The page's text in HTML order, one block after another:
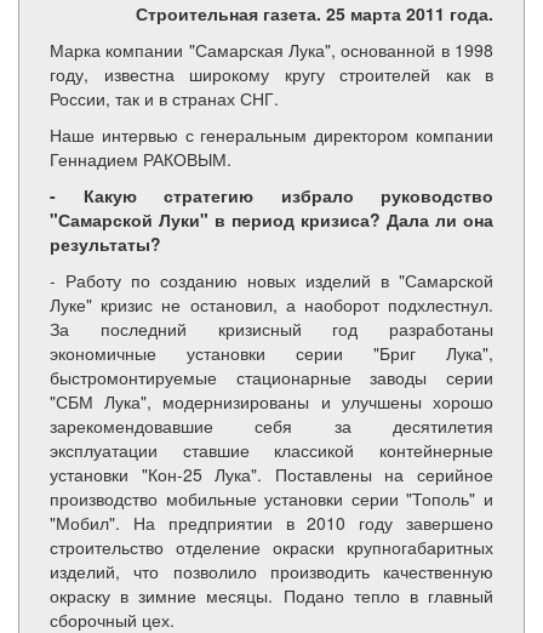
Строительная газета. 25 марта 2011 года.
Марка компании "Самарская Лука", основанной в 1998
году, известна широкому кругу строителей как в
России, так и в странах СНГ.
Наше интервью с генеральным директором компании
Геннадием РАКОВЫМ.
- Какую стратегию избрало руководство
"Самарской Луки" в период кризиса? Дала ли она
результаты?
- Работу по созданию новых изделий в "Самарской
Луке" кризис не остановил, а наоборот подхлестнул.
За последний кризисный год разработаны
экономичные установки серии "Бриг Лука",
быстромонтируемые стационарные заводы серии
"СБМ Лука", модернизированы и улучшены хорошо
зарекомендовавшие себя за десятилетия
эксплуатации ставшие классикой контейнерные
установки "Кон-25 Лука". Поставлены на серийное
производство мобильные установки серии "Тополь" и
"Мобил". На предприятии в 2010 году завершено
строительство отделение окраски крупногабаритных
изделий, что позволило производить качественную
окраску в зимние месяцы. Подано тепло в главный
сборочный цех.